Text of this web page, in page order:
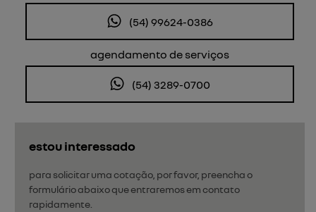
estou interessado
para solicitar uma cotação, por favor, preencha o
formulário abaixo que entraremos em contato
rapidamente.
(54) 99624-0386
agendamento de serviços
(54) 3289-0700